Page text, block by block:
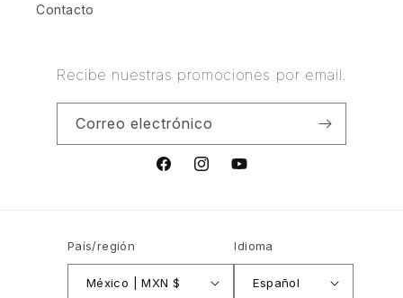
Contacto
Recibe nuestras promociones por email.
Correo electrónico
FacebookInstagramYouTube
País/región
México | MXN $
Idioma
Español